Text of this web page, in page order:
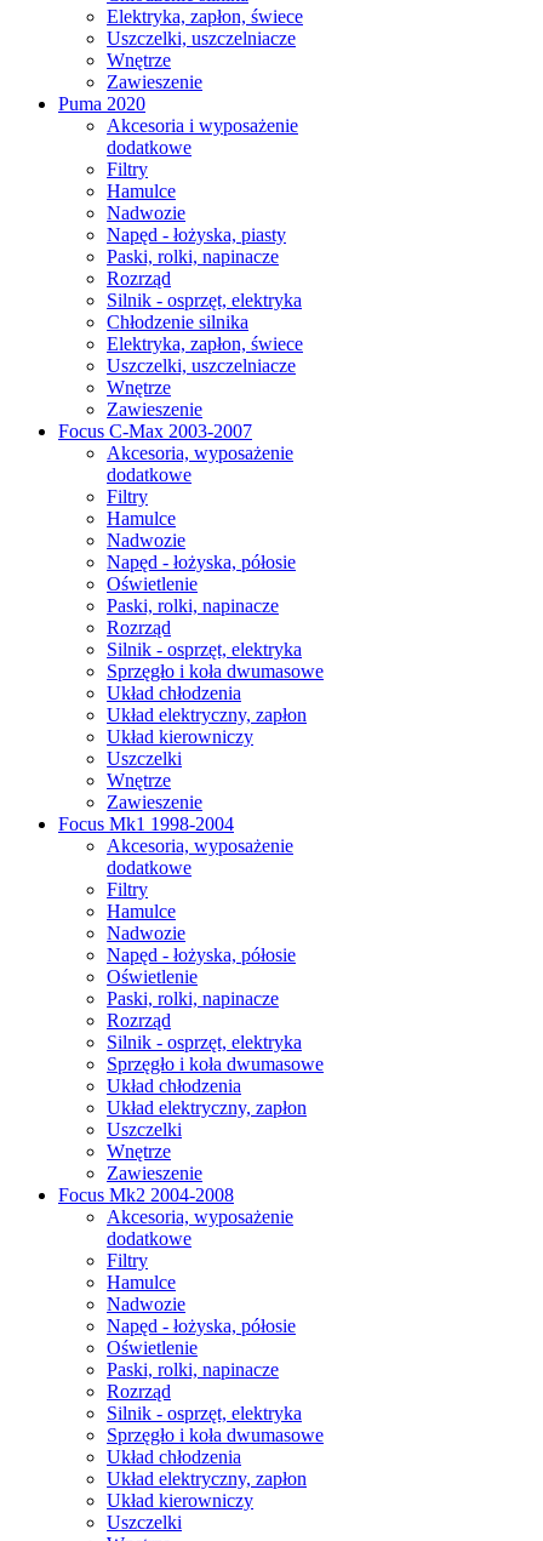
Elektryka, zapłon, świece
Uszczelki, uszczelniacze
Wnętrze
Zawieszenie
Puma 2020
Akcesoria i wyposażenie
dodatkowe
Filtry
Hamulce
Nadwozie
Napęd - łożyska, piasty
Paski, rolki, napinacze
Rozrząd
Silnik - osprzęt, elektryka
Chłodzenie silnika
Elektryka, zapłon, świece
Uszczelki, uszczelniacze
Wnętrze
Zawieszenie
Focus C-Max 2003-2007
Akcesoria, wyposażenie
dodatkowe
Filtry
Hamulce
Nadwozie
Napęd - łożyska, półosie
Oświetlenie
Paski, rolki, napinacze
Rozrząd
Silnik - osprzęt, elektryka
Sprzęgło i koła dwumasowe
Układ chłodzenia
Układ elektryczny, zapłon
Układ kierowniczy
Uszczelki
Wnętrze
Zawieszenie
Focus Mk1 1998-2004
Akcesoria, wyposażenie
dodatkowe
Filtry
Hamulce
Nadwozie
Napęd - łożyska, półosie
Oświetlenie
Paski, rolki, napinacze
Rozrząd
Silnik - osprzęt, elektryka
Sprzęgło i koła dwumasowe
Układ chłodzenia
Układ elektryczny, zapłon
Uszczelki
Wnętrze
Zawieszenie
Focus Mk2 2004-2008
Akcesoria, wyposażenie
dodatkowe
Filtry
Hamulce
Nadwozie
Napęd - łożyska, półosie
Oświetlenie
Paski, rolki, napinacze
Rozrząd
Silnik - osprzęt, elektryka
Sprzęgło i koła dwumasowe
Układ chłodzenia
Układ elektryczny, zapłon
Układ kierowniczy
Uszczelki